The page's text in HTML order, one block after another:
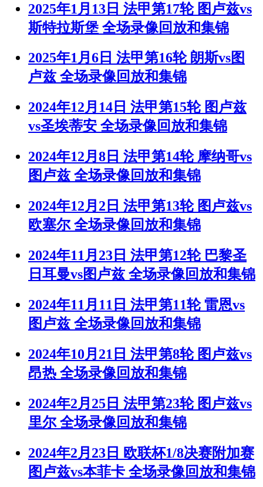
2025年1月13日 法甲第17轮 图卢兹vs
斯特拉斯堡 全场录像回放和集锦
2025年1月6日 法甲第16轮 朗斯vs图
卢兹 全场录像回放和集锦
2024年12月14日 法甲第15轮 图卢兹
vs圣埃蒂安 全场录像回放和集锦
2024年12月8日 法甲第14轮 摩纳哥vs
图卢兹 全场录像回放和集锦
2024年12月2日 法甲第13轮 图卢兹vs
欧塞尔 全场录像回放和集锦
2024年11月23日 法甲第12轮 巴黎圣
日耳曼vs图卢兹 全场录像回放和集锦
2024年11月11日 法甲第11轮 雷恩vs
图卢兹 全场录像回放和集锦
2024年10月21日 法甲第8轮 图卢兹vs
昂热 全场录像回放和集锦
2024年2月25日 法甲第23轮 图卢兹vs
里尔 全场录像回放和集锦
2024年2月23日 欧联杯1/8决赛附加赛
图卢兹vs本菲卡 全场录像回放和集锦